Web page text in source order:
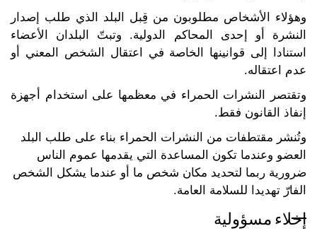
وهؤلاء الأشخاص مطلوبون من قِبل البلد الذي طلب إصدار
النشرة أو إحدى المحاكم الدولية. وتبتّ البلدان الأعضاء
استنادا إلى قوانينها الخاصة في اعتقال الشخص المعني أو
عدم اعتقاله.
وتقتصر النشرات الحمراء في معظمها على استخدام أجهزة
إنفاذ القانون فقط.
وتُنشر مقتطفات من النشرات الحمراء بناء على طلب البلد
العضو وعندما تكون المساعدة التي يقدمها عموم الناس
ضرورية ربما لتحديد مكان شخص ما أو عندما يشكل الشخص
الفارّ تهديدا للسلامة العامة.
إخلاء مسؤولية